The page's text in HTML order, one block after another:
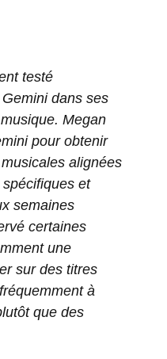
testé
dans ses
Megan
pour obtenir
alignées
et
semaines
certaines
une
sur des titres
à
que des